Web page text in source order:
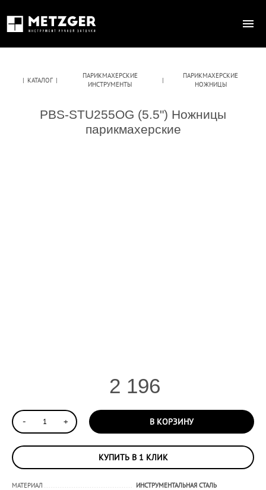
| КАТАЛОГ |
ПАРИКМАХЕРСКИЕ
ИНСТРУМЕНТЫ
|
ПАРИКМАХЕРСКИЕ
НОЖНИЦЫ
PBS-STU255OG (5.5") Ножницы
парикмахерские
2 196
- + В КОРЗИНУ
КУПИТЬ В 1 КЛИК
МАТЕРИАЛ
ИНСТРУМЕНТАЛЬНАЯ СТАЛЬ